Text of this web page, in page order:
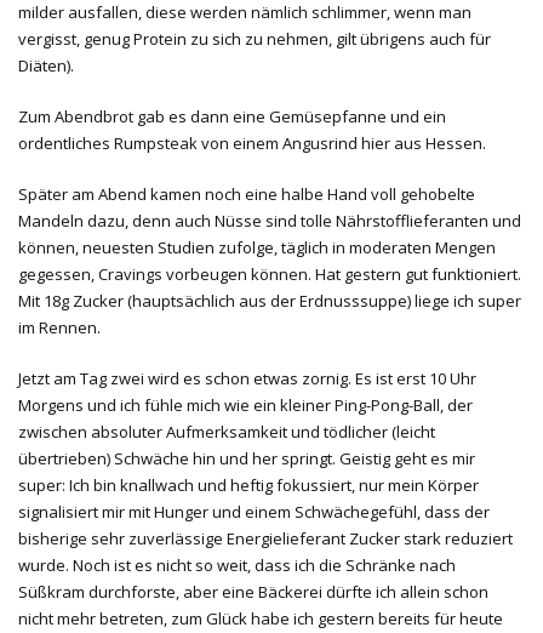
milder ausfallen, diese werden nämlich schlimmer, wenn man
vergisst, genug Protein zu sich zu nehmen, gilt übrigens auch für
Diäten).
Zum Abendbrot gab es dann eine Gemüsepfanne und ein
ordentliches Rumpsteak von einem Angusrind hier aus Hessen.
Später am Abend kamen noch eine halbe Hand voll gehobelte
Mandeln dazu, denn auch Nüsse sind tolle Nährstofflieferanten und
können, neuesten Studien zufolge, täglich in moderaten Mengen
gegessen, Cravings vorbeugen können. Hat gestern gut funktioniert.
Mit 18g Zucker (hauptsächlich aus der Erdnusssuppe) liege ich super
im Rennen.
Jetzt am Tag zwei wird es schon etwas zornig. Es ist erst 10 Uhr
Morgens und ich fühle mich wie ein kleiner Ping-Pong-Ball, der
zwischen absoluter Aufmerksamkeit und tödlicher (leicht
übertrieben) Schwäche hin und her springt. Geistig geht es mir
super: Ich bin knallwach und heftig fokussiert, nur mein Körper
signalisiert mir mit Hunger und einem Schwächegefühl, dass der
bisherige sehr zuverlässige Energielieferant Zucker stark reduziert
wurde. Noch ist es nicht so weit, dass ich die Schränke nach
Süßkram durchforste, aber eine Bäckerei dürfte ich allein schon
nicht mehr betreten, zum Glück habe ich gestern bereits für heute